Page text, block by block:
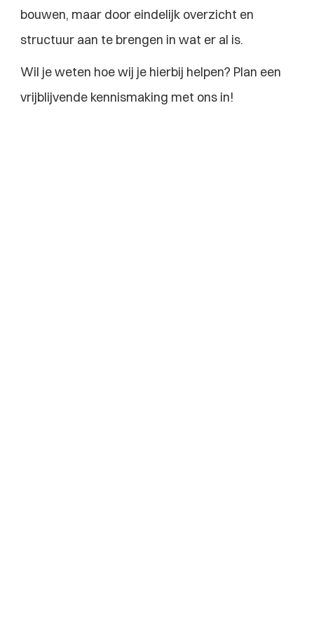
bouwen, maar door eindelijk overzicht en
structuur aan te brengen in wat er al is.
Wil je weten hoe wij je hierbij helpen? Plan een
vrijblijvende kennismaking met ons in!